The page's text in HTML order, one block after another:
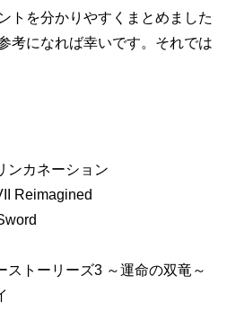
トを分かりやすくまとめました
考になれば幸いです。それでは
ンカネーション
Reimagined
ストーリーズ3 ～運命の双竜～